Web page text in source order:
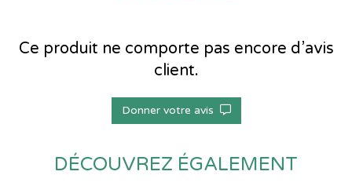
Ce produit ne comporte pas encore d’avis
client.
Donner votre avis
DÉCOUVREZ ÉGALEMENT